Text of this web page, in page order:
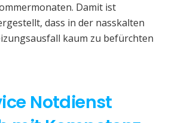
Damit ist
dass in der nasskalten
kaum zu befürchten
Notdienst